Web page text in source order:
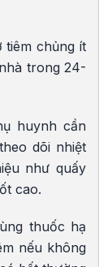
tiêm chủng ít
trong 24-
huynh cần
dõi nhiệt
như quấy
cao.
thuốc hạ
nếu không